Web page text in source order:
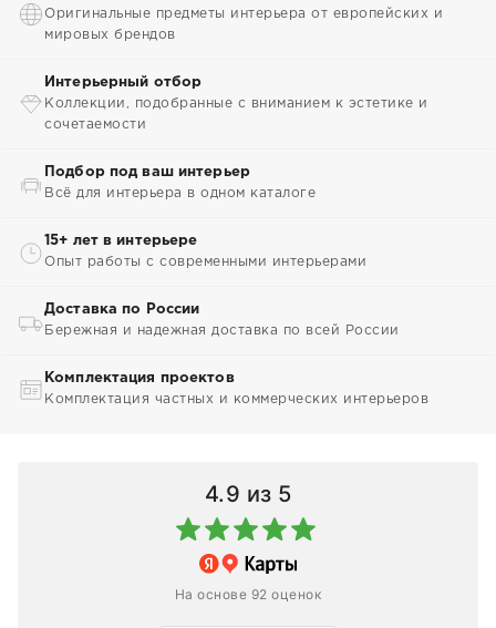
Оригинальные предметы интерьера от европейских и
мировых брендов
Интерьерный отбор
Коллекции, подобранные с вниманием к эстетике и
сочетаемости
Подбор под ваш интерьер
Всё для интерьера в одном каталоге
15+ лет в интерьере
Опыт работы с современными интерьерами
Доставка по России
Бережная и надежная доставка по всей России
Комплектация проектов
Комплектация частных и коммерческих интерьеров
4.9 из 5
На основе 92 оценок